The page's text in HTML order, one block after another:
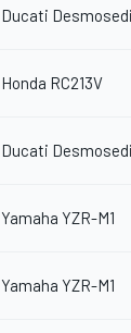
Ducati
Honda RC213V
Ducati
Yamaha YZR-M1
Yamaha YZR-M1